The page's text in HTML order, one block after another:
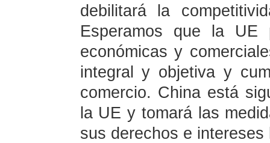
debilitará la
Esperamos que la UE
económicas y
integral y objetiva y
comercio. China está
la UE y tomará las
sus derechos e intereses